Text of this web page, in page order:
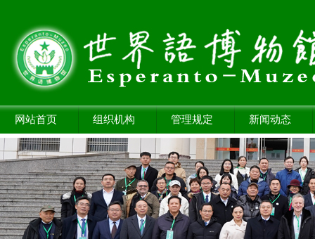
网站首页 组织机构 管理规定 新闻动态